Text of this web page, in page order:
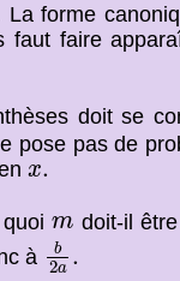
forme
faire
doit se
pose pas de
x.
x.
quoim
m doit-il
à b
2a .
b2